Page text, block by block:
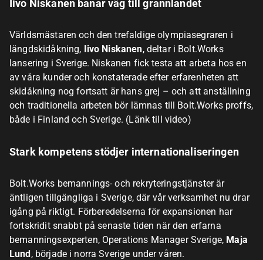
Iivo Niskanen banar väg till grannlandet
Världsmästaren och den trefaldige olympiasegraren i
längdskidåkning, Iivo Niskanen, deltar i Bolt.Works
lansering i Sverige. Niskanen fick testa att arbeta hos en
av våra kunder och konstaterade efter erfarenheten att
skidåkning nog fortsatt är hans grej – och att anställning
och traditionella arbeten bör lämnas till Bolt.Works proffs,
både i Finland och Sverige. (Länk till video)
Stark kompetens stödjer internationaliseringen
Bolt.Works bemannings- och rekryteringstjänster är
äntligen tillgängliga i Sverige, där vår verksamhet nu drar
igång på riktigt. Förberedelserna för expansionen har
fortskridit snabbt på senaste tiden när den erfarna
bemanningsexperten, Operations Manager Sverige, Maja
Lund, började i norra Sverige under våren.